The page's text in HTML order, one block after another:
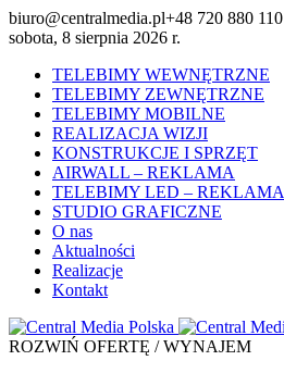
biuro@centralmedia.pl+48 720 880 110
sobota, 8 sierpnia 2026 r.
TELEBIMY WEWNĘTRZNE
TELEBIMY ZEWNĘTRZNE
TELEBIMY MOBILNE
REALIZACJA WIZJI
KONSTRUKCJE I SPRZĘT
AIRWALL – REKLAMA
TELEBIMY LED – REKLAMA
STUDIO GRAFICZNE
O nas
Aktualności
Realizacje
Kontakt
ROZWIŃ OFERTĘ / WYNAJEM